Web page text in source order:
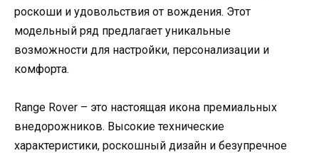
роскоши и удовольствия от вождения. Этот
модельный ряд предлагает уникальные
возможности для настройки, персонализации и
комфорта.
Range Rover – это настоящая икона премиальных
внедорожников. Высокие технические
характеристики, роскошный дизайн и безупречное